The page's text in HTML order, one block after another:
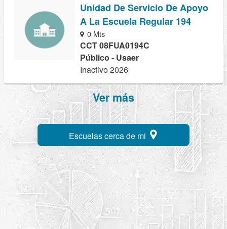
Unidad De Servicio De Apoyo
A La Escuela Regular 194
0 Mts
CCT 08FUA0194C
Público - Usaer
Inactivo 2026
Ver más
Escuelas cerca de mi